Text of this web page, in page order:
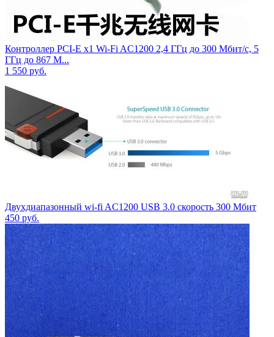
Контроллер PCI-E x1 Wi-Fi AC1200 2,4 ГГц до 300 Мбит/с, 5
ГГц до 867 М...
1 550 руб.
Двухдиапазонный wi-fi AC1200 USB 3.0 скорость 300 Мбит
450 руб.